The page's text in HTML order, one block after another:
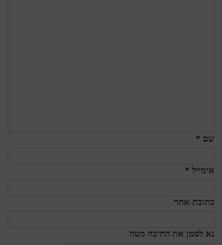
שם *
אימייל *
כתובת אתר
נא לסמן את התיבה מטה